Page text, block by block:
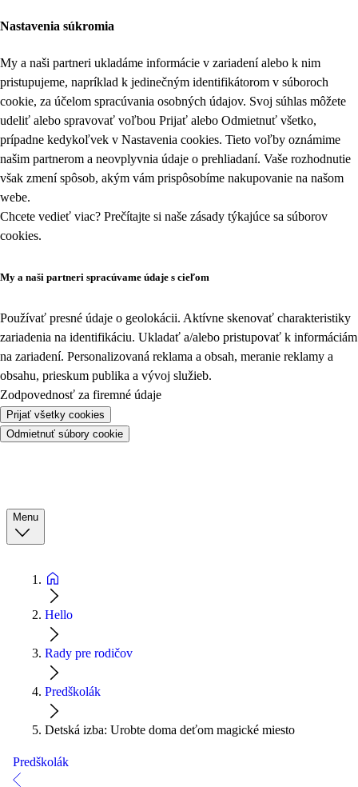
Nastavenia súkromia
My a naši partneri ukladáme informácie v zariadení alebo k nim
pristupujeme, napríklad k jedinečným identifikátorom v súboroch
cookie, za účelom spracúvania osobných údajov. Svoj súhlas môžete
udeliť alebo spravovať voľbou Prijať alebo Odmietnuť všetko,
prípadne kedykoľvek v Nastavenia cookies. Tieto voľby oznámime
našim partnerom a neovplyvnia údaje o prehliadaní. Vaše rozhodnutie
však zmení spôsob, akým vám prispôsobíme nakupovanie na našom
webe.
Chcete vedieť viac? Prečítajte si naše zásady týkajúce sa súborov
cookies.
My a naši partneri spracúvame údaje s cieľom
Používať presné údaje o geolokácii. Aktívne skenovať charakteristiky
zariadenia na identifikáciu. Ukladať a/alebo pristupovať k informáciám
na zariadení. Personalizovaná reklama a obsah, meranie reklamy a
obsahu, prieskum publika a vývoj služieb.
Zodpovednosť za firemné údaje
Prijať všetky cookies
Odmietnuť súbory cookie
Menu
Hello
Rady pre rodičov
Predškolák
Detská izba: Urobte doma deťom magické miesto
Predškolák